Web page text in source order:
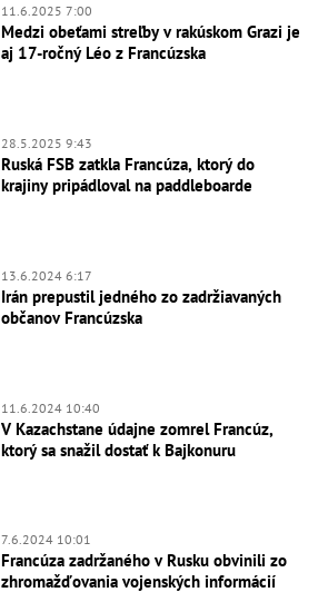
11.6.2025 7:00
Medzi obeťami streľby v rakúskom Grazi je
aj 17-ročný Léo z Francúzska
28.5.2025 9:43
Ruská FSB zatkla Francúza, ktorý do
krajiny pripádloval na paddleboarde
13.6.2024 6:17
Irán prepustil jedného zo zadržiavaných
občanov Francúzska
11.6.2024 10:40
V Kazachstane údajne zomrel Francúz,
ktorý sa snažil dostať k Bajkonuru
7.6.2024 10:01
Francúza zadržaného v Rusku obvinili zo
zhromažďovania vojenských informácií